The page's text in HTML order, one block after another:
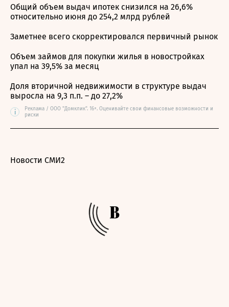
Общий объем выдач ипотек снизился на 26,6%
относительно июня до 254,2 млрд рублей
Заметнее всего скорректировался первичный рынок
Объем займов для покупки жилья в новостройках
упал на 39,5% за месяц
Доля вторичной недвижимости в структуре выдач
выросла на 9,3 п.п. – до 27,2%
i
Реклама / ООО "Домклик". 16+. Оценивайте свои финансовые возможности и
риски
Новости СМИ2